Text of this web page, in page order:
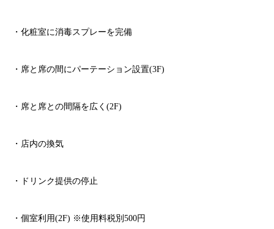
・化粧室に消毒スプレーを完備
・席と席の間にパーテーション設置(3F)
・席と席との間隔を広く (2F)
・店内の換気
・ドリンク提供の停止
・個室利用(2F) ※使用料税別 500円